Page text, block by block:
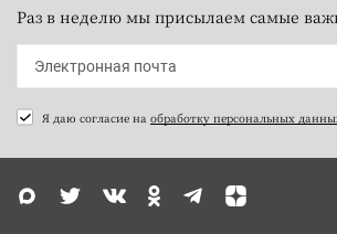
Раз в неделю мы присылаем самые
Я даю согласие на обработку персональных